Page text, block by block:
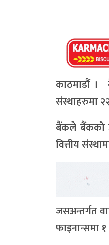
काठमाडौं ।
संस्थाहरुमा
बैंकले बैंकको
वित्तीय
जसअन्तर्गत
फाइनान्समा